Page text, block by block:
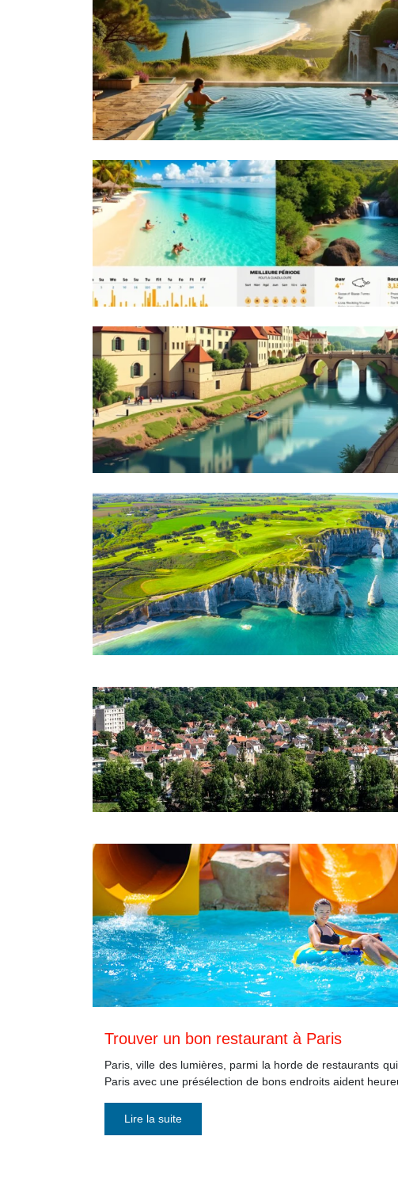
Trouver un bon restaurant à Paris
Paris, ville des lumières, parmi la horde de restaurants
Paris avec une présélection de bons endroits aident
Lire la suite